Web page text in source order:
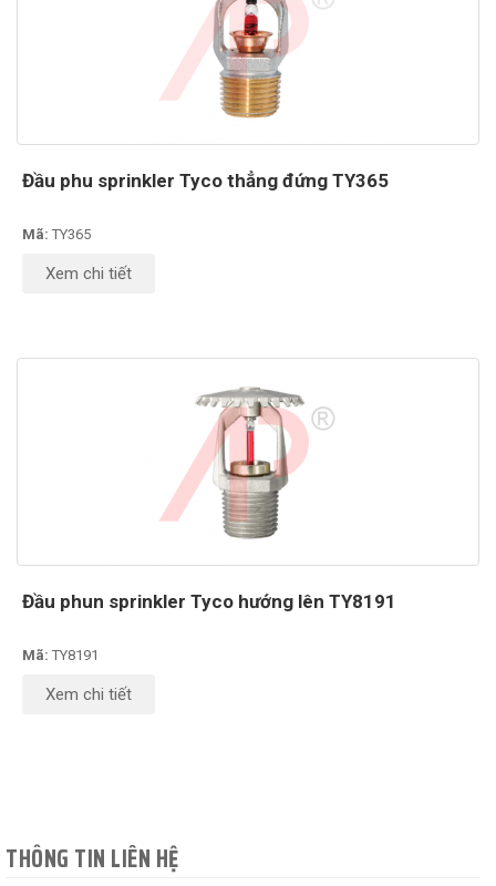
Đầu phu sprinkler Tyco thẳng đứng TY365
Mã: TY365
Xem chi tiết
Đầu phun sprinkler Tyco hướng lên TY8191
Mã: TY8191
Xem chi tiết
THÔNG TIN LIÊN HỆ